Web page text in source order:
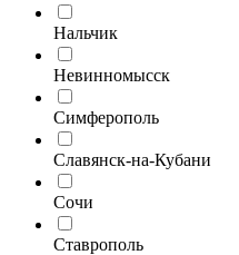
Нальчик
Невинномысск
Симферополь
Славянск-на-Кубани
Сочи
Ставрополь